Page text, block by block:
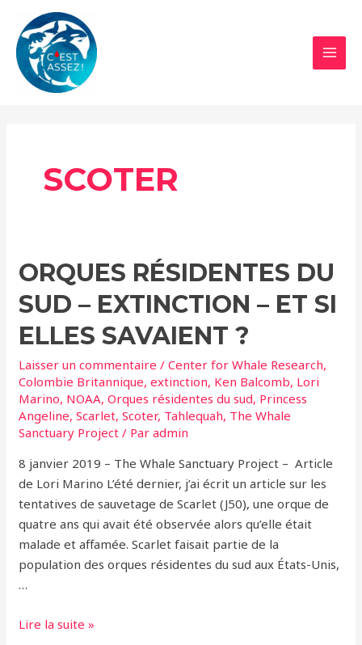
contenu
SCOTER
ORQUES RÉSIDENTES DU
SUD – EXTINCTION – ET SI
ELLES SAVAIENT ?
Laisser un commentaire /Center for Whale Research,
Colombie Britannique,extinction, Ken Balcomb, Lori
Marino, NOAA,Orques résidentes du sud, Princess
Angeline,Scarlet,Scoter, Tahlequah, The Whale
Sanctuary Project / Paradmin
8 janvier 2019 – The Whale Sanctuary Project – Article
de Lori Marino L’été dernier, j’ai écrit un article sur les
tentatives de sauvetage de Scarlet (J50), une orque de
quatre ans qui avait été observée alors qu’elle était
malade et affamée. Scarlet faisait partie de la
population des orques résidentes du sud aux États-Unis,
…
Orques
Lire la suite »